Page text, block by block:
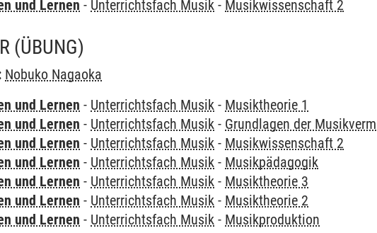
und Lernen - Unterrichtsfach Musik - Musikwissenschaft 2
(ÜBUNG)
Nobuko Nagaoka
und Lernen - Unterrichtsfach Musik - Musiktheorie 1
und Lernen - Unterrichtsfach Musik - Grundlagen der
und Lernen - Unterrichtsfach Musik - Musikwissenschaft 2
und Lernen - Unterrichtsfach Musik - Musikpädagogik
und Lernen - Unterrichtsfach Musik - Musiktheorie 3
und Lernen - Unterrichtsfach Musik - Musiktheorie 2
und Lernen - Unterrichtsfach Musik - Musikproduktion